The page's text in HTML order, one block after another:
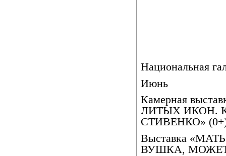
Национальная
Июнь
Камерная
ЛИТЫХ ИКОН.
СТИВЕНКО»
Выставка
ВУШКА,